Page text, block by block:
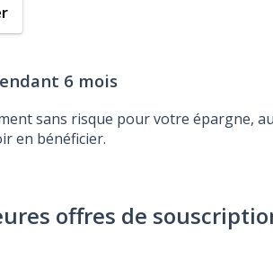
6 mois
sans risque pour votre épargne,
en bénéficier.
offres de